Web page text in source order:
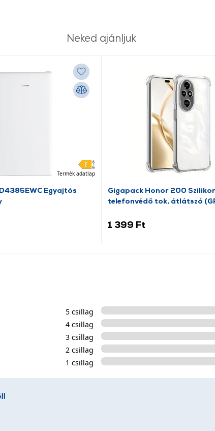
Neked ajánljuk
Termék adatlap
Egyajtós
Gigapack Honor 200
telefonvédő tok, átlátszó
1 399 Ft
5 csillag
4 csillag
3 csillag
2 csillag
1 csillag